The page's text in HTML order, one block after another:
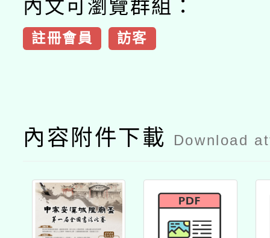
內文可瀏覽群組：
註冊會員 訪客
內容附件下載 Download